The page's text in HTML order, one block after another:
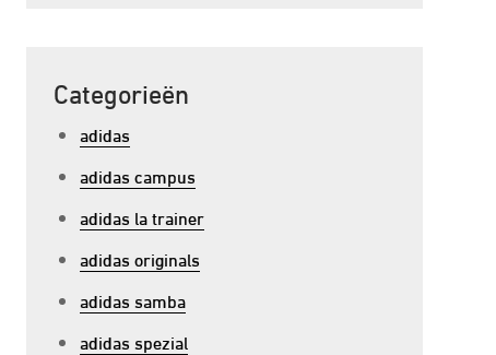
Categorieën
adidas
adidas campus
adidas la trainer
adidas originals
adidas samba
adidas spezial